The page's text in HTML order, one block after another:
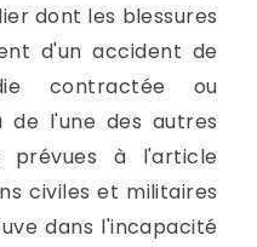
dont les blessures
d'un accident de
contractée ou
de l'une des autres
prévues à l'article
civiles et militaires
dans l'incapacité